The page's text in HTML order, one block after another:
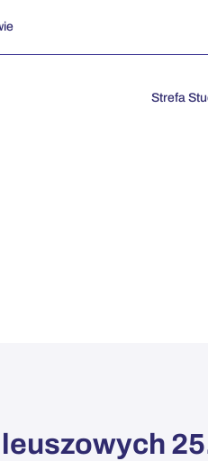
Strefa